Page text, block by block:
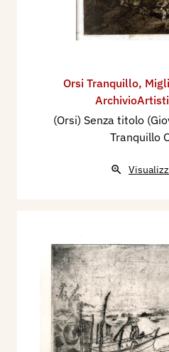
Orsi Tranquillo,
(Orsi) Senza titolo
Tranquillo